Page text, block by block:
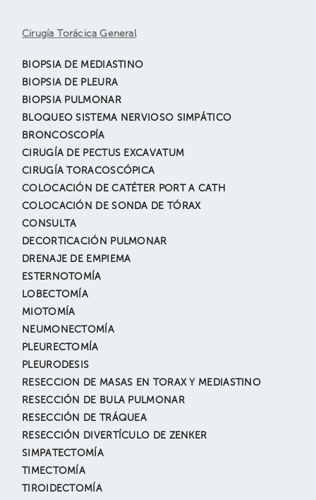
Cirugía Torácica General
BIOPSIA DE MEDIASTINO
BIOPSIA DE PLEURA
BIOPSIA PULMONAR
BLOQUEO SISTEMA NERVIOSO SIMPÁTICO
BRONCOSCOPÍA
CIRUGÍA DE PECTUS EXCAVATUM
CIRUGÍA TORACOSCÓPICA
COLOCACIÓN DE CATÉTER PORT A CATH
COLOCACIÓN DE SONDA DE TÓRAX
CONSULTA
DECORTICACIÓN PULMONAR
DRENAJE DE EMPIEMA
ESTERNOTOMÍA
LOBECTOMÍA
MIOTOMÍA
NEUMONECTOMÍA
PLEURECTOMÍA
PLEURODESIS
RESECCION DE MASAS EN TORAX Y MEDIASTINO
RESECCIÓN DE BULA PULMONAR
RESECCIÓN DE TRÁQUEA
RESECCIÓN DIVERTÍCULO DE ZENKER
SIMPATECTOMÍA
TIMECTOMÍA
TIROIDECTOMÍA